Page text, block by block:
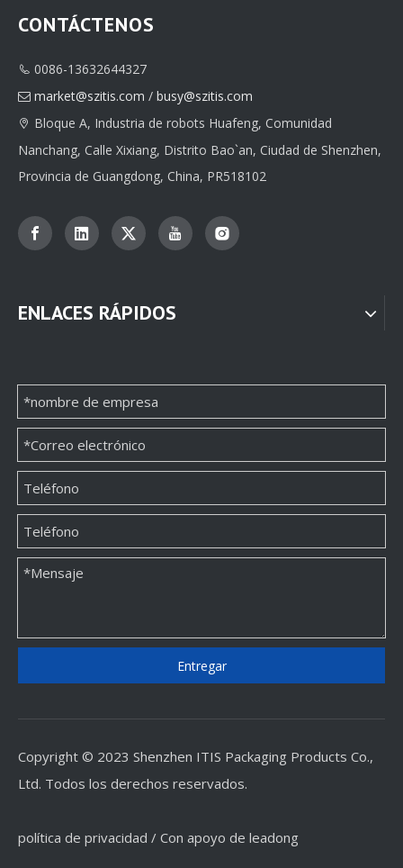
CONTÁCTENOS
 0086-13632644327
 market@szitis.com / busy@szitis.com
 Bloque A, Industria de robots Huafeng, Comunidad
Nanchang, Calle Xixiang, Distrito Bao`an, Ciudad de Shenzhen,
Provincia de Guangdong, China, PR518102
ENLACES RÁPIDOS
Entregar
Copyright © 2023 Shenzhen ITIS Packaging Products Co.,
Ltd. Todos los derechos reservados.
política de privacidad / Con apoyo de leadong